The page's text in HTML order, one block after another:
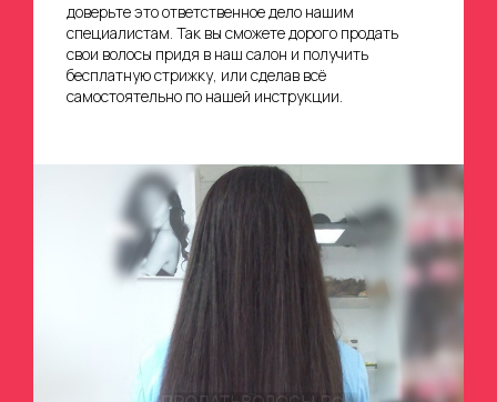
доверьте это ответственное дело нашим
специалистам. Так вы сможете дорого продать
свои волосы придя в наш салон и получить
бесплатную стрижку, или сделав всё
самостоятельно по нашей инструкции.